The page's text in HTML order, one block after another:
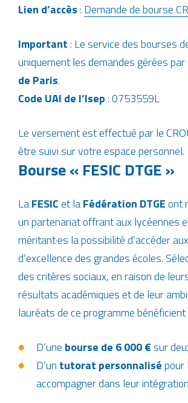
Lien d’accès: Demande de bourse
Important: Le service des bourses
uniquement les demandes gérées par
de Paris.
Code UAI de l’Isep: 0753559L
Le versement est effectué par le
être suivi sur votre espace personnel.
Bourse « FESIC DTGE »
LaFESICet laFédération DTGEont
un partenariat offrant aux lycéennes
méritant·es la possibilité d’accéder
d’excellence des grandes écoles.
des critères sociaux, en raison de
résultats académiques et de leur
lauréats de ce programme bénéficient
D’une bourse de 6 000 € sur
D’un tutorat personnalisépour
accompagner dans leur intégration